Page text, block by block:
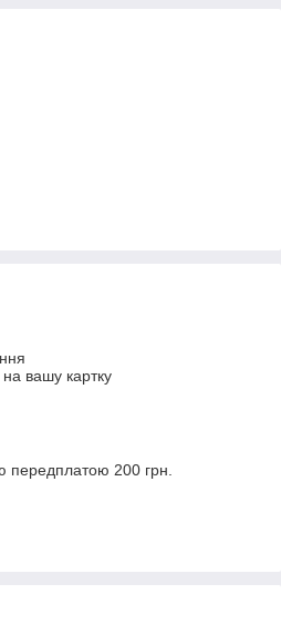
вашу картку
передплатою 200 грн.